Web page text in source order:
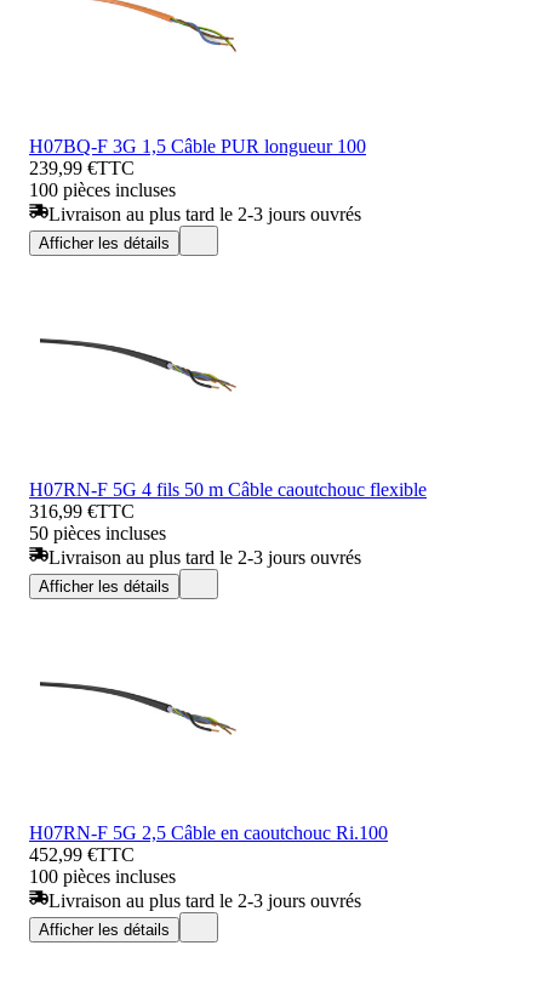
H07BQ-F 3G 1,5 Câble PUR longueur 100
239,99 €TTC
100 pièces incluses
Livraison au plus tard le 2-3 jours ouvrés
Afficher les détails
H07RN-F 5G 4 fils 50 m Câble caoutchouc flexible
316,99 €TTC
50 pièces incluses
Livraison au plus tard le 2-3 jours ouvrés
Afficher les détails
H07RN-F 5G 2,5 Câble en caoutchouc Ri.100
452,99 €TTC
100 pièces incluses
Livraison au plus tard le 2-3 jours ouvrés
Afficher les détails